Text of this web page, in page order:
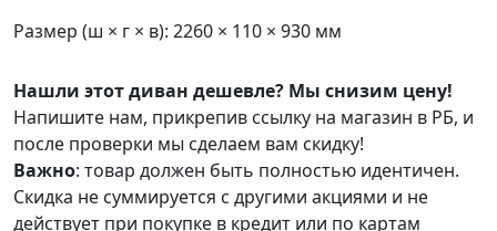
Размер (ш × г × в): 2260 × 110 × 930 мм
Нашли этот диван дешевле? Мы снизим цену!
Напишите нам, прикрепив ссылку на магазин в РБ, и
после проверки мы сделаем вам скидку!
Важно: товар должен быть полностью идентичен.
Скидка не суммируется с другими акциями и не
действует при покупке в кредит или по картам